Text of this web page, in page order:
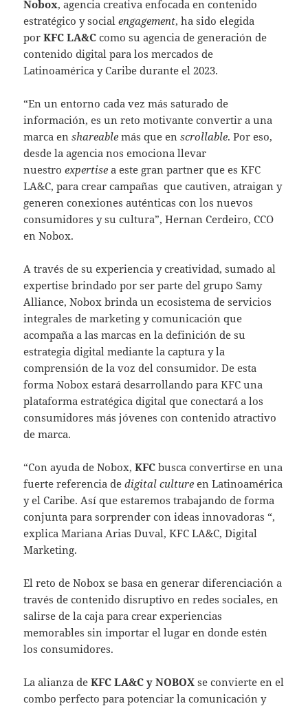
Nobox, agencia creativa enfocada en contenido
estratégico y socialengagement, ha sido elegida
por KFC LA&C como su agencia de generación de
contenido digital para los mercados de
Latinoamérica y Caribe durante el 2023.
“En un entorno cada vez más saturado de
información, es un reto motivante convertir a una
marca enshareable más que enscrollable. Por eso,
desde la agencia nos emociona llevar
nuestroexpertise a este gran partner que es KFC
LA&C, para crear campañas que cautiven, atraigan y
generen conexiones auténticas con los nuevos
consumidores y su cultura”, Hernan Cerdeiro, CCO
en Nobox.
A través de su experiencia y creatividad, sumado al
expertise brindado por ser parte del grupo Samy
Alliance, Nobox brinda un ecosistema de servicios
integrales de marketing y comunicación que
acompaña a las marcas en la definición de su
estrategia digital mediante la captura y la
comprensión de la voz del consumidor. De esta
forma Nobox estará desarrollando para KFC una
plataforma estratégica digital que conectará a los
consumidores más jóvenes con contenido atractivo
de marca.
“Con ayuda de Nobox,KFC busca convertirse en una
fuerte referencia dedigital culture en Latinoamérica
y el Caribe. Así que estaremos trabajando de forma
conjunta para sorprender con ideas innovadoras “,
explica Mariana Arias Duval, KFC LA&C, Digital
Marketing.
El reto de Nobox se basa en generar diferenciación a
través de contenido disruptivo en redes sociales, en
salirse de la caja para crear experiencias
memorables sin importar el lugar en donde estén
los consumidores.
La alianza deKFC LA&C y NOBOXse convierte en el
combo perfecto para potenciar la comunicación y